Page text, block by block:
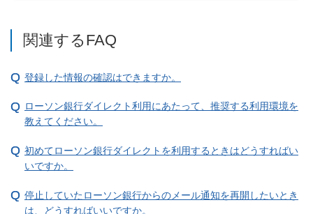
関連するFAQ
登録した情報の確認はできますか。
ローソン銀行ダイレクト利用にあたって、推奨する利用環境を
教えてください。
初めてローソン銀行ダイレクトを利用するときはどうすればい
いですか。
停止していたローソン銀行からのメール通知を再開したいとき
は、どうすればいいですか。